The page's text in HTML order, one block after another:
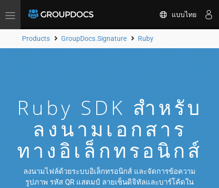
Toggle
แบบไทย
Products GroupDocs.Signature Ruby
Ruby SDK สำหรับ
ลงนามเอกสาร
ทางอิเล็กทรอนิกส์
ลงนามไฟล์ด้วยระบบอิเล็กทรอนิกส์ และจัดการข้อความ
รูปภาพ รหัส QR แสตมป์ ลายเซ็นดิจิทัลและบาร์โค้ดใน